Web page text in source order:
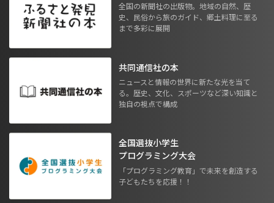
全国の新聞社の出版物。地域の自然、歴
史、民俗から旅のガイド、郷土料理に至る
まで多彩に展開
共同通信社の本
ニュースと情報の世界に新たな光を当て
る。歴史、文化、スポーツなど深い知識と
独自の視点で構成
全国選抜小学生
プログラミング大会
「プログラミング教育」で未来を創造する
子どもたちを応援！！